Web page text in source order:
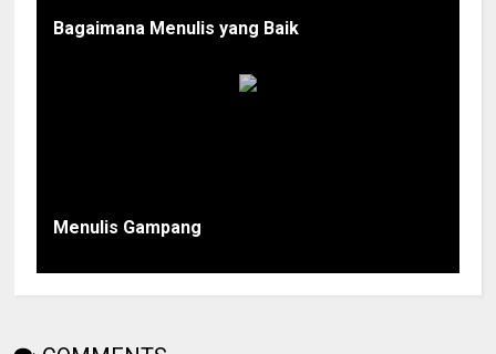
Bagaimana Menulis yang Baik
Menulis Gampang